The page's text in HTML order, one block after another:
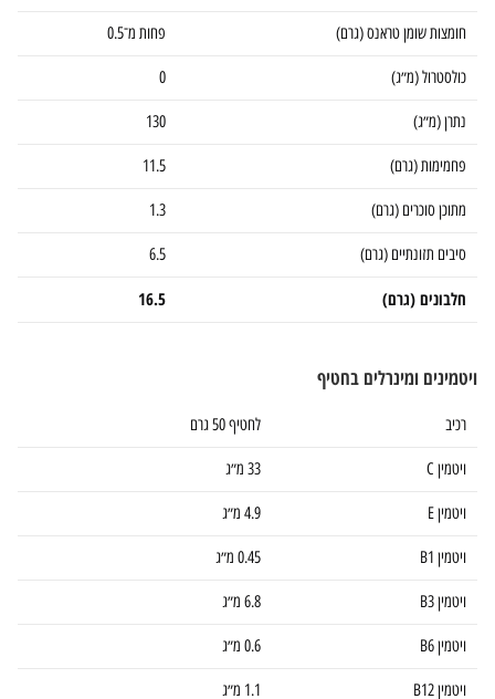
חומצות שומן טראנס (גרם) פחות מ־0.5
כולסטרול (מ״ג) 0
נתרן (מ״ג) 130
פחמימות (גרם) 11.5
מתוכן סוכרים (גרם) 1.3
סיבים תזונתיים (גרם) 6.5
חלבונים (גרם) 16.5
ויטמינים ומינרלים בחטיף
רכיב לחטיף 50 גרם
ויטמין C 33 מ״ג
ויטמין E 4.9 מ״ג
ויטמין B1 0.45 מ״ג
ויטמין B3 6.8 מ״ג
ויטמין B6 0.6 מ״ג
ויטמין B12 1.1 מ״ג